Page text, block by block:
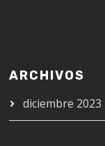
ARCHIVOS
diciembre 2023